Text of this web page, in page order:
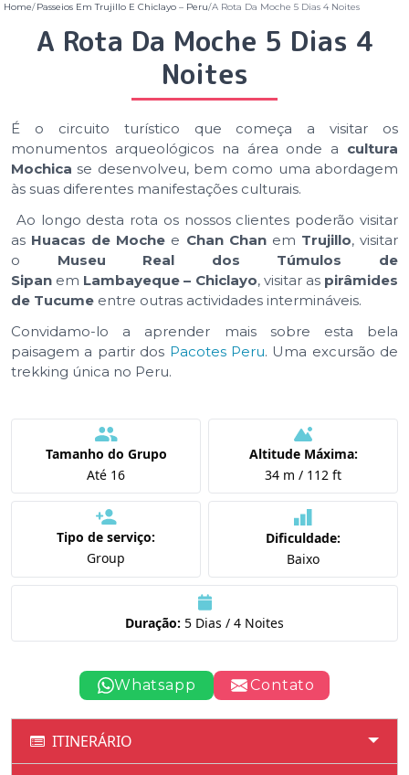
Home Passeios Em Trujillo E Chiclayo – Peru A Rota Da Moche 5 Dias 4 Noites
A Rota Da Moche 5 Dias 4
Noites
É o circuito turístico que começa a visitar os
monumentos arqueológicos na área onde a cultura
Mochicase desenvolveu, bem como uma abordagem
às suas diferentes manifestações culturais.
Ao longo desta rota os nossos clientes poderão visitar
as Huacas de Moche e Chan Chan em Trujillo, visitar
o Museu Real dos Túmulos de
Sipan em Lambayeque – Chiclayo, visitar as pirâmides
de Tucume entre outras actividades intermináveis.
Convidamo-lo a aprender mais sobre esta bela
paisagem a partir dos Pacotes Peru. Uma excursão de
trekking única no Peru.
Tamanho do Grupo
Até 16
Altitude Máxima:
34 m / 112 ft
Tipo de serviço:
Group
Dificuldade:
Baixo
Duração: 5 Dias / 4 Noites
Whatsapp Contato
ITINERÁRIO